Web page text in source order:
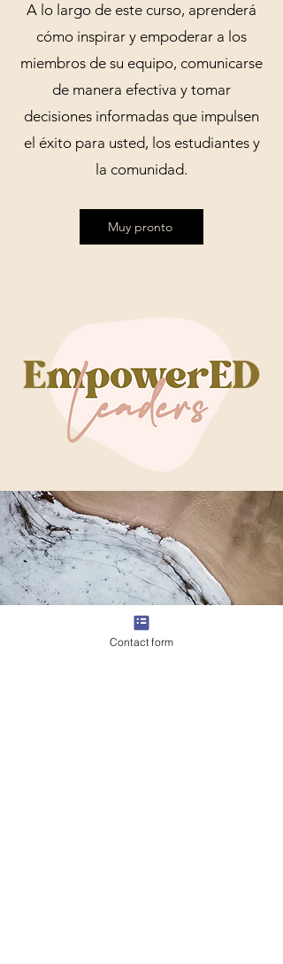
A lo largo de este curso, aprenderá
cómo inspirar y empoderar a los
miembros de su equipo, comunicarse
de manera efectiva y tomar
decisiones informadas que impulsen
el éxito para usted, los estudiantes y
la comunidad.
Muy pronto
Contact form